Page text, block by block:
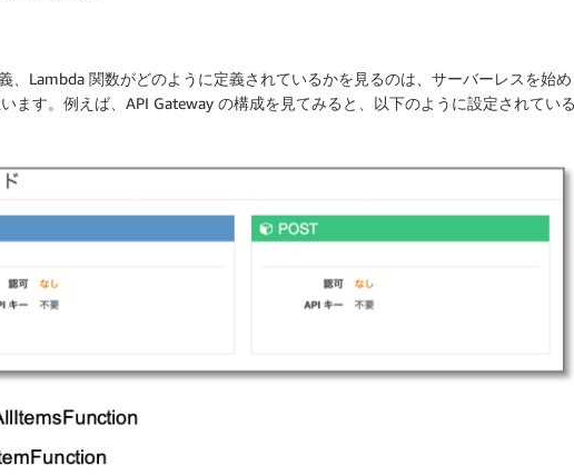
、Lambda 関数がどのように定義されているかを見るのは、サーバーレスを始め
ます。例えば、API Gateway の構成を見てみると、以下のように設定されている